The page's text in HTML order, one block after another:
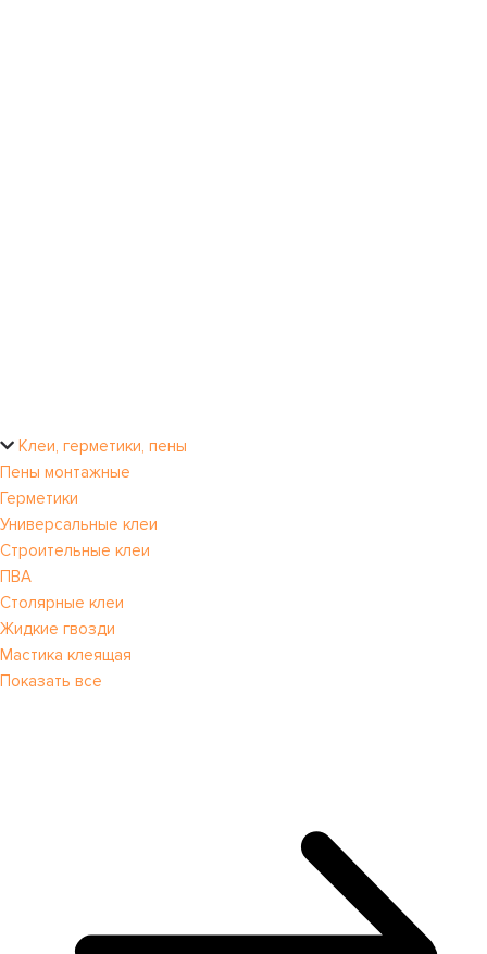
Клеи, герметики, пены
Пены монтажные
Герметики
Универсальные клеи
Строительные клеи
ПВА
Столярные клеи
Жидкие гвозди
Мастика клеящая
Показать все